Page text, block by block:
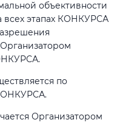
объективности
всех этапах КОНКУРСА
по
Организатором